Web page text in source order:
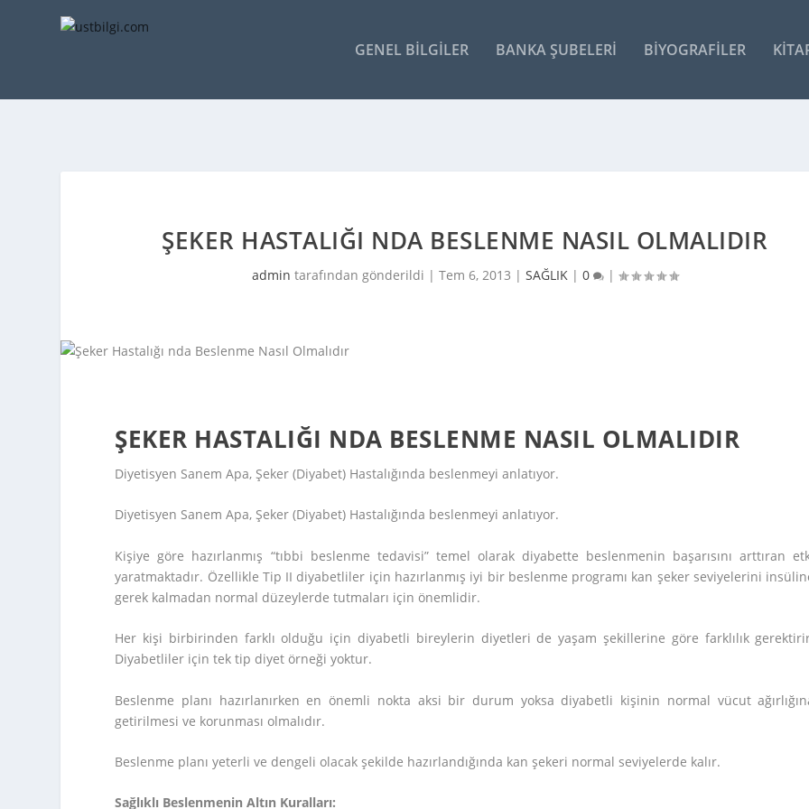
GENEL BILGILER BANKA ŞUBELERI BIYOGRAFILER
ŞEKER HASTALIĞI NDA BESLENME NASIL OLMALIDIR
admin tarafından gönderildi | Tem 6, 2013 | SAĞLIK| 0 |
ŞEKER HASTALIĞI NDA BESLENME NASIL OLMALIDIR
Diyetisyen Sanem Apa, Şeker (Diyabet) Hastalığında beslenmeyi anlatıyor.
Diyetisyen Sanem Apa, Şeker (Diyabet) Hastalığında beslenmeyi anlatıyor.
Kişiye göre hazırlanmış “tıbbi beslenme tedavisi” temel olarak diyabette beslenmenin başarısını arttıran
yaratmaktadır. Özellikle Tip II diyabetliler için hazırlanmış iyi bir beslenme programı kan şeker seviyelerini
gerek kalmadan normal düzeylerde tutmaları için önemlidir.
Her kişi birbirinden farklı olduğu için diyabetli bireylerin diyetleri de yaşam şekillerine göre farklılık
Diyabetliler için tek tip diyet örneği yoktur.
Beslenme planı hazırlanırken en önemli nokta aksi bir durum yoksa diyabetli kişinin normal vücut
getirilmesi ve korunması olmalıdır.
Beslenme planı yeterli ve dengeli olacak şekilde hazırlandığında kan şekeri normal seviyelerde kalır.
Sağlıklı Beslenmenin Altın Kuralları: